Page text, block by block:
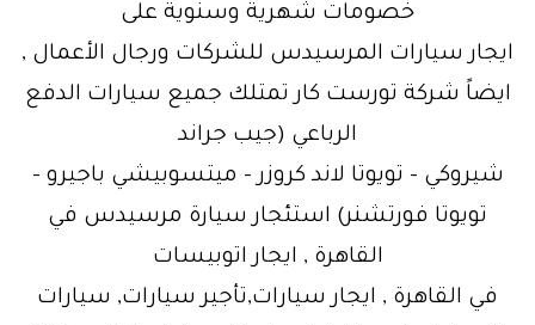
خصومات شهرية وسنوية على
ايجار سيارات المرسيدس للشركات ورجال الأعمال ,
ايضاً شركة تورست كار تمتلك جميع سيارات الدفع
الرباعي (جيب جراند
شيروكي – تويوتا لاند كروزر – ميتسوبيشي باجيرو –
تويوتا فورتشنر) استئجار سيارة مرسيدس في
القاهرة , ايجار اتوبيسات
في القاهرة , ايجار سيارات,تأجير سيارات, سيارات